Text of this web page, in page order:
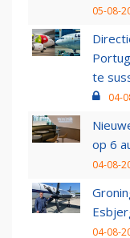
05-08-
te
04-
op 6
04-08-
04-08-